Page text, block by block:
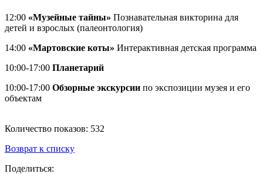
12:00 «Музейные тайны» Познавательная викторина для
детей и взрослых (палеонтология)
14:00 «Мартовские коты» Интерактивная детская программа
10:00-17:00 Планетарий
10:00-17:00 Обзорные экскурсии по экспозиции музея и его
объектам
Количество показов: 532
Возврат к списку
Поделиться: